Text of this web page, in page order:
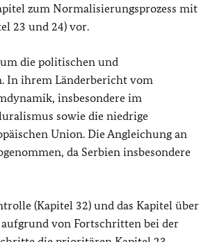
zum Normalisierungsprozess mit
23 und 24) vor.
die politischen und
In ihrem Länderbericht vom
insbesondere im
sowie die niedrige
Union. Die Angleichung an
da Serbien insbesondere
(Kapitel 32) und das Kapitel über
von Fortschritten bei der